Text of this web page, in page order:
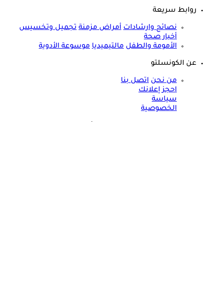
روابط سريعة
نصائح وارشادات أمراض مزمنة تجميل وتخسيس
أخبار صحة
الأمومة والطفل مالتيميديا موسوعة الأدوية
عن الكونسلتو
من نحن اتصل بنا
احجز إعلانك
سياسة
الخصوصية